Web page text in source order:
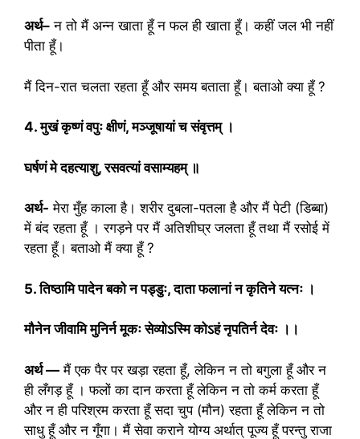
अर्थ– न तो मैं अन्न खाता हूँ न फल ही खाता हूँ। कहीं जल भी नहीं
पीता हूँ।
मैं दिन-रात चलता रहता हूँ और समय बताता हूँ। बताओ क्या हूँ ?
4. मुखं कृष्णं वपुः क्षीणं, मञ्जूषायां च संवृत्तम् ।
घर्षणं मे दहत्याशु, रसवत्यां वसाम्यहम् ॥
अर्थ- मेरा मुँह काला है। शरीर दुबला-पतला है और मैं पेटी (डिब्बा)
में बंद रहता हूँ । रगड़ने पर मैं अतिशीघ्र जलता हूँ तथा मैं रसोई में
रहता हूँ। बताओ मैं क्या हूँ ?
5. तिष्ठामि पादेन बको न पड्डुः, दाता फलानां न कृतिने यत्नः ।
मौनेन जीवामि मुनिर्न मूकः सेव्योऽस्मि कोऽहं नृपतिर्न देवः ।।
अर्थ — मैं एक पैर पर खड़ा रहता हूँ, लेकिन न तो बगुला हूँ और न
ही लँगड़ हूँ । फलों का दान करता हूँ लेकिन न तो कर्म करता हूँ
और न ही परिश्रम करता हूँ सदा चुप (मौन) रहता हूँ लेकिन न तो
साधु हूँ और न गूँगा। मैं सेवा कराने योग्य अर्थात् पूज्य हूँ परन्तु राजा